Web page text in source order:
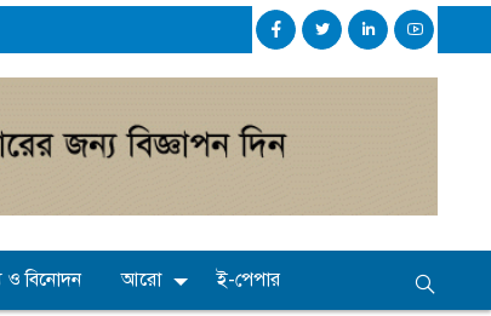
ও বিনোদন আরো ই-পেপার